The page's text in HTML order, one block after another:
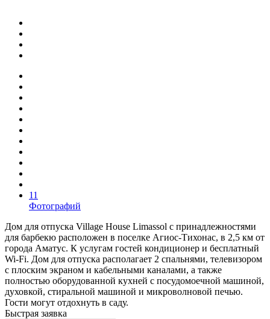
11
Фотографий
Дом для отпуска Village House Limassol с принадлежностями
для барбекю расположен в поселке Агиос-Тихонас, в 2,5 км от
города Аматус. К услугам гостей кондиционер и бесплатный
Wi-Fi. Дом для отпуска располагает 2 спальнями, телевизором
с плоским экраном и кабельными каналами, а также
полностью оборудованной кухней с посудомоечной машиной,
духовкой, стиральной машиной и микроволновой печью.
Гости могут отдохнуть в саду.
Быстрая заявка